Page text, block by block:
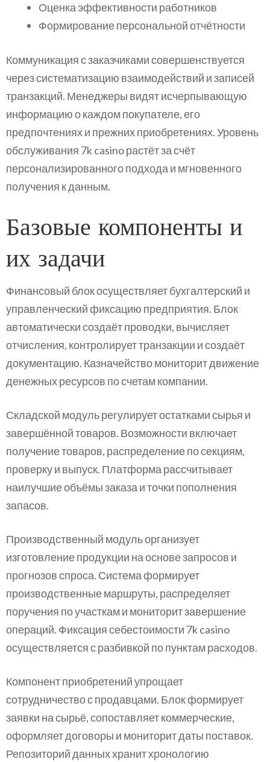
Оценка эффективности работников
Формирование персональной отчётности
Коммуникация с заказчиками совершенствуется
через систематизацию взаимодействий и записей
транзакций. Менеджеры видят исчерпывающую
информацию о каждом покупателе, его
предпочтениях и прежних приобретениях. Уровень
обслуживания 7k casino растёт за счёт
персонализированного подхода и мгновенного
получения к данным.
Базовые компоненты и
их задачи
Финансовый блок осуществляет бухгалтерский и
управленческий фиксацию предприятия. Блок
автоматически создаёт проводки, вычисляет
отчисления, контролирует транзакции и создаёт
документацию. Казначейство мониторит движение
денежных ресурсов по счетам компании.
Складской модуль регулирует остатками сырья и
завершённой товаров. Возможности включает
получение товаров, распределение по секциям,
проверку и выпуск. Платформа рассчитывает
наилучшие объёмы заказа и точки пополнения
запасов.
Производственный модуль организует
изготовление продукции на основе запросов и
прогнозов спроса. Система формирует
производственные маршруты, распределяет
поручения по участкам и мониторит завершение
операций. Фиксация себестоимости 7k casino
осуществляется с разбивкой по пунктам расходов.
Компонент приобретений упрощает
сотрудничество с продавцами. Блок формирует
заявки на сырьё, сопоставляет коммерческие,
оформляет договоры и мониторит даты поставок.
Репозиторий данных хранит хронологию